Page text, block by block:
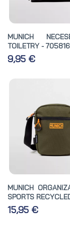
MUNICH
TOILETRY -
9,95 €
MUNICH
SPORTS
15,95 €